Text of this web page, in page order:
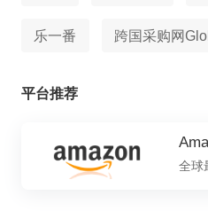
乐一番 跨国采购网
平台推荐
全球